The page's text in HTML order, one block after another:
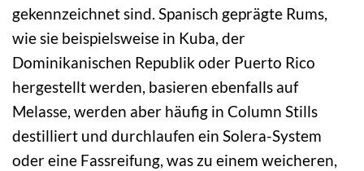
gekennzeichnet sind. Spanisch geprägte Rums,
wie sie beispielsweise in Kuba, der
Dominikanischen Republik oder Puerto Rico
hergestellt werden, basieren ebenfalls auf
Melasse, werden aber häufig in Column Stills
destilliert und durchlaufen ein Solera-System
oder eine Fassreifung, was zu einem weicheren,